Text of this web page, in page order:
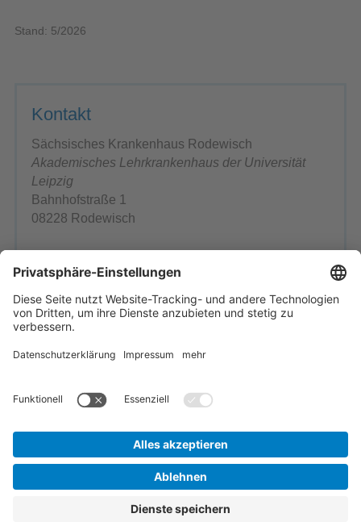
Stand: 5/2026
Kontakt
Sächsisches Krankenhaus Rodewisch
Akademisches Lehrkrankenhaus der Universität
Leipzig
Bahnhofstraße 1
08228 Rodewisch
Telefax: 03744 366-1199
E-Mail schreiben
Inhaltsübersicht Impressum
Datenschutz Barrierefreiheit